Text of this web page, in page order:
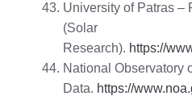
University of Patras –
(Solar
Research). https://
National Observatory
Data. https://